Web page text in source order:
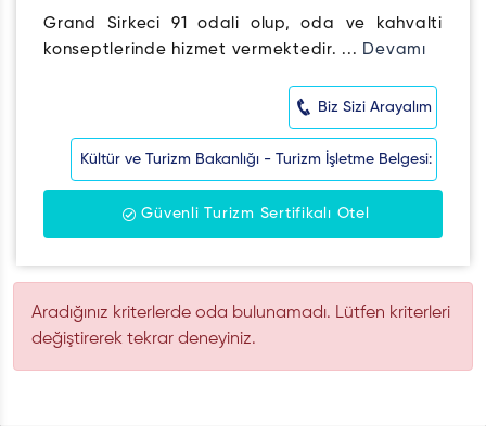
Grand Sirkeci 91 odali olup, oda ve kahvalti
konseptlerinde hizmet vermektedir. ... Devamı
Biz Sizi Arayalım
Kültür ve Turizm Bakanlığı - Turizm İşletme Belgesi:
Güvenli Turizm Sertifikalı Otel
Aradığınız kriterlerde oda bulunamadı. Lütfen kriterleri
değiştirerek tekrar deneyiniz.